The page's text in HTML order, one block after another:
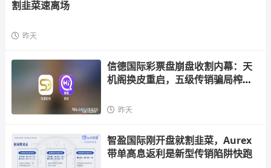
割韭菜速离场
昨天
信德国际彩票盘崩盘收割内幕：天
机阁换皮重启，五级传销骗局榨干
昨天
智盈国际刚开盘就割韭菜，Aurex
带单高息返利是新型传销陷阱快跑